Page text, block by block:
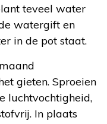
teveel water
watergift en
in de pot staat.
gieten. Sproeien
luchtvochtigheid,
In plaats